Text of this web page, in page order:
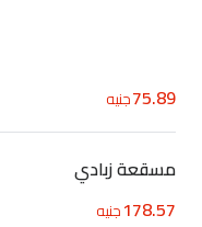
75.89جنيه
مسقعة زبادي
178.57جنيه